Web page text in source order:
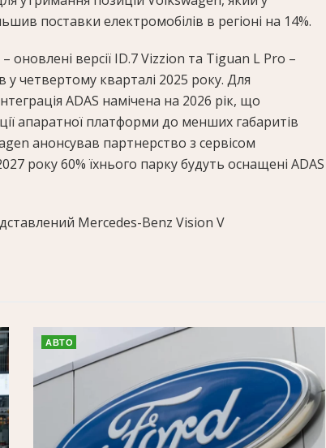
поставки електромобілів в регіоні на 14%.
версії ID.7 Vizzion та Tiguan L Pro –
у четвертому кварталі 2025 року. Для
ADAS намічена на 2026 рік, що
апаратної платформи до менших габаритів
анонсував партнерство з сервісом
року 60% їхнього парку будуть оснащені ADAS
Mercedes-Benz Vision V
АВТО